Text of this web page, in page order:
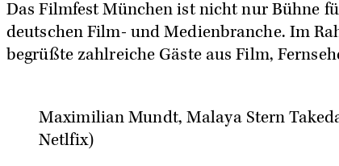
Das Filmfest München ist nicht nur Bühne
deutschen Film- und Medienbranche. Im
begrüßte zahlreiche Gäste aus Film,
Maximilian Mundt, Malaya Stern
Netlfix)